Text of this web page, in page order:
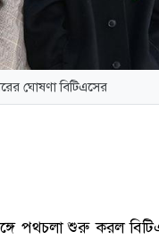
ঘোষণা বিটিএসের
পথচলা শুরু করল